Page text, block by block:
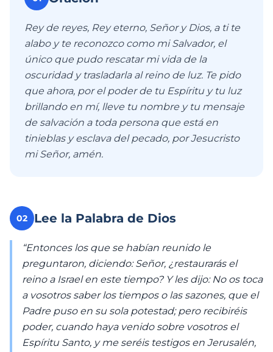
Rey de reyes, Rey eterno, Señor y Dios, a ti te
alabo y te reconozco como mi Salvador, el
único que pudo rescatar mi vida de la
oscuridad y trasladarla al reino de luz. Te pido
que ahora, por el poder de tu Espíritu y tu luz
brillando en mí, lleve tu nombre y tu mensaje
de salvación a toda persona que está en
tinieblas y esclava del pecado, por Jesucristo
mi Señor, amén.
02 Lee la Palabra de Dios
“Entonces los que se habían reunido le
preguntaron, diciendo: Señor, ¿restaurarás el
reino a Israel en este tiempo? Y les dijo: No os toca
a vosotros saber los tiempos o las sazones, que el
Padre puso en su sola potestad; pero recibiréis
poder, cuando haya venido sobre vosotros el
Espíritu Santo, y me seréis testigos en Jerusalén,